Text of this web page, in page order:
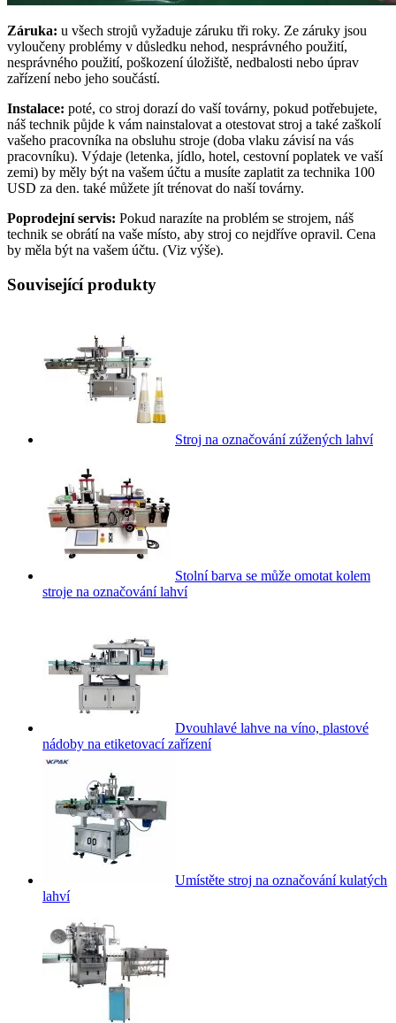
Záruka: u všech strojů vyžaduje záruku tři roky. Ze záruky jsou
vyloučeny problémy v důsledku nehod, nesprávného použití,
nesprávného použití, poškození úložiště, nedbalosti nebo úprav
zařízení nebo jeho součástí.
Instalace: poté, co stroj dorazí do vaší továrny, pokud potřebujete,
náš technik půjde k vám nainstalovat a otestovat stroj a také zaškolí
vašeho pracovníka na obsluhu stroje (doba vlaku závisí na vás
pracovníku). Výdaje (letenka, jídlo, hotel, cestovní poplatek ve vaší
zemi) by měly být na vašem účtu a musíte zaplatit za technika 100
USD za den. také můžete jít trénovat do naší továrny.
Poprodejní servis: Pokud narazíte na problém se strojem, náš
technik se obrátí na vaše místo, aby stroj co nejdříve opravil. Cena
by měla být na vašem účtu. (Viz výše).
Související produkty
Stroj na označování zúžených lahví
Stolní barva se může omotat kolem
stroje na označování lahví
Dvouhlavé lahve na víno, plastové
nádoby na etiketovací zařízení
Umístěte stroj na označování kulatých
lahví